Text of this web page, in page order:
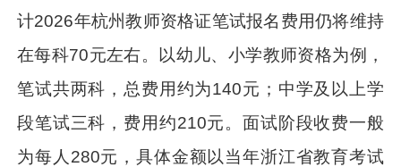
计2026年杭州教师资格证笔试报名费用仍将维持
在每科70元左右。以幼儿、小学教师资格为例，
笔试共两科，总费用约为140元；中学及以上学
段笔试三科，费用约210元。面试阶段收费一般
为每人280元，具体金额以当年浙江省教育考试